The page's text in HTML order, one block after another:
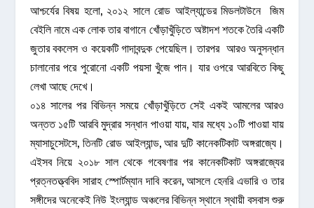
আশ্চর্যের বিষয় হলো, ২০১২ সালে রোড আইল্যান্ডের মিডলটাউনে জিম
বেইলি নামে এক লোক তার বাগানে খোঁড়াখুঁড়িতে অষ্টাদশ শতকে তৈরি একটি
জুতার বকলেস ও কয়েকটি গাদাবন্দুক পেয়েছিল। তারপর আরও অনুসন্ধান
চালানোর পরে পুরোনো একটি পয়সা খুঁজে পান। যার ওপরে আরবিতে কিছু
লেখা আছে দেখে।
০১৪ সালের পর বিভিন্ন সময়ে খোঁড়াখুঁড়িতে সেই একই আমলের আরও
অন্তত ১৫টি আরবি মুদ্রার সন্ধান পাওয়া যায়, যার মধ্যে ১০টি পাওয়া যায়
ম্যাসাচুসেটসে, তিনটি রোড আইল্যান্ড, আর দুটি কানেকটিকাট অঙ্গরাজ্যে।
এইসব নিয়ে ২০১৮ সাল থেকে গবেষণার পর কানেকটিকাট অঙ্গরাজ্যের
প্রত্নতত্ত্ববিদ সারাহ স্পোর্টম্যান দাবি করেন, আসলে হেনরি এভারি ও তার
সঙ্গীদের অনেকেই নিউ ইংল্যান্ড অঞ্চলের বিভিন্ন স্থানে স্থায়ী বসবাস শুরু